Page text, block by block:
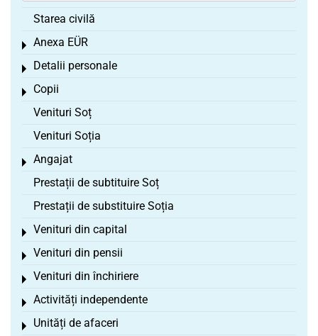
Starea civilă
Anexa EÜR
Toggle menu
Detalii personale
Toggle menu
Copii
Toggle menu
Venituri Soț
Venituri Soția
Angajat
Toggle menu
Prestații de subtituire Soț
Prestații de substituire Soția
Venituri din capital
Toggle menu
Venituri din pensii
Toggle menu
Venituri din închiriere
Toggle menu
Activități independente
Toggle menu
Unități de afaceri
Toggle menu